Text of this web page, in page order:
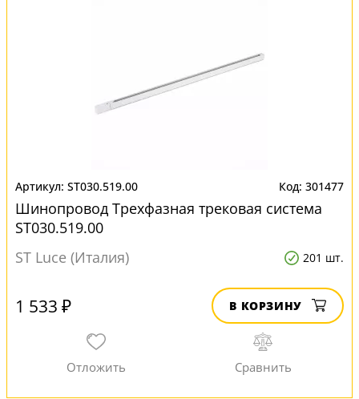
ST030.519.00 301477
Шинопровод Трехфазная трековая система
ST030.519.00
ST Luce (Италия)
201 шт.
1 533 ₽ В КОРЗИНУ